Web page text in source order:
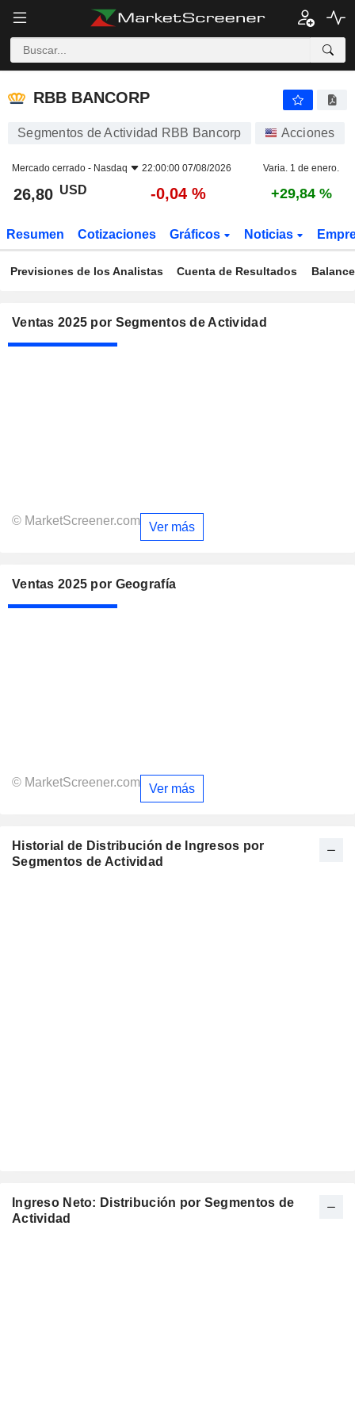
RBB BANCORP
RBB BANCORP
Segmentos de Actividad RBB Bancorp Acciones
Mercado cerrado - Nasdaq 22:00:00 07/08/2026 Varia. 1 de enero.
26,80 USD -0,04 % +29,84 %
Resumen Cotizaciones Gráficos Noticias
Previsiones de los Analistas Cuenta de Resultados Balance
Ventas 2025 por Segmentos de Actividad
© MarketScreener.com Ver más
Ventas 2025 por Geografía
© MarketScreener.com Ver más
Historial de Distribución de Ingresos por
Segmentos de Actividad
Ingreso Neto: Distribución por Segmentos de
Actividad